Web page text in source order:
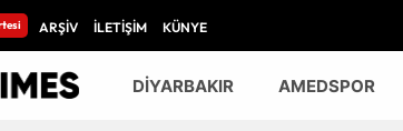
ARŞİV İLETİŞİM KÜNYE
DİYARBAKIR AMEDSPOR